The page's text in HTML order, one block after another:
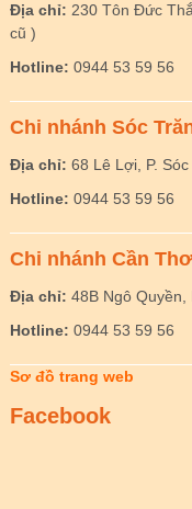
Địa chỉ: 230 Tôn Đức
cũ )
Hotline: 0944 53 59 56
Chi nhánh Sóc
Địa chỉ: 68 Lê Lợi, P.
Hotline: 0944 53 59 56
Chi nhánh Cần Thơ
Địa chỉ: 48B Ngô Quyền,
Hotline: 0944 53 59 56
Sơ đồ trang web
Facebook